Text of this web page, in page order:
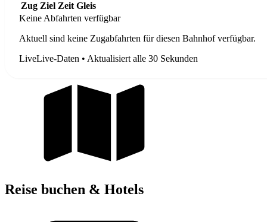
Zug Ziel Zeit Gleis
Keine Abfahrten verfügbar
Aktuell sind keine Zugabfahrten für diesen Bahnhof verfügbar.
LiveLive-Daten • Aktualisiert alle 30 Sekunden
Reise buchen & Hotels